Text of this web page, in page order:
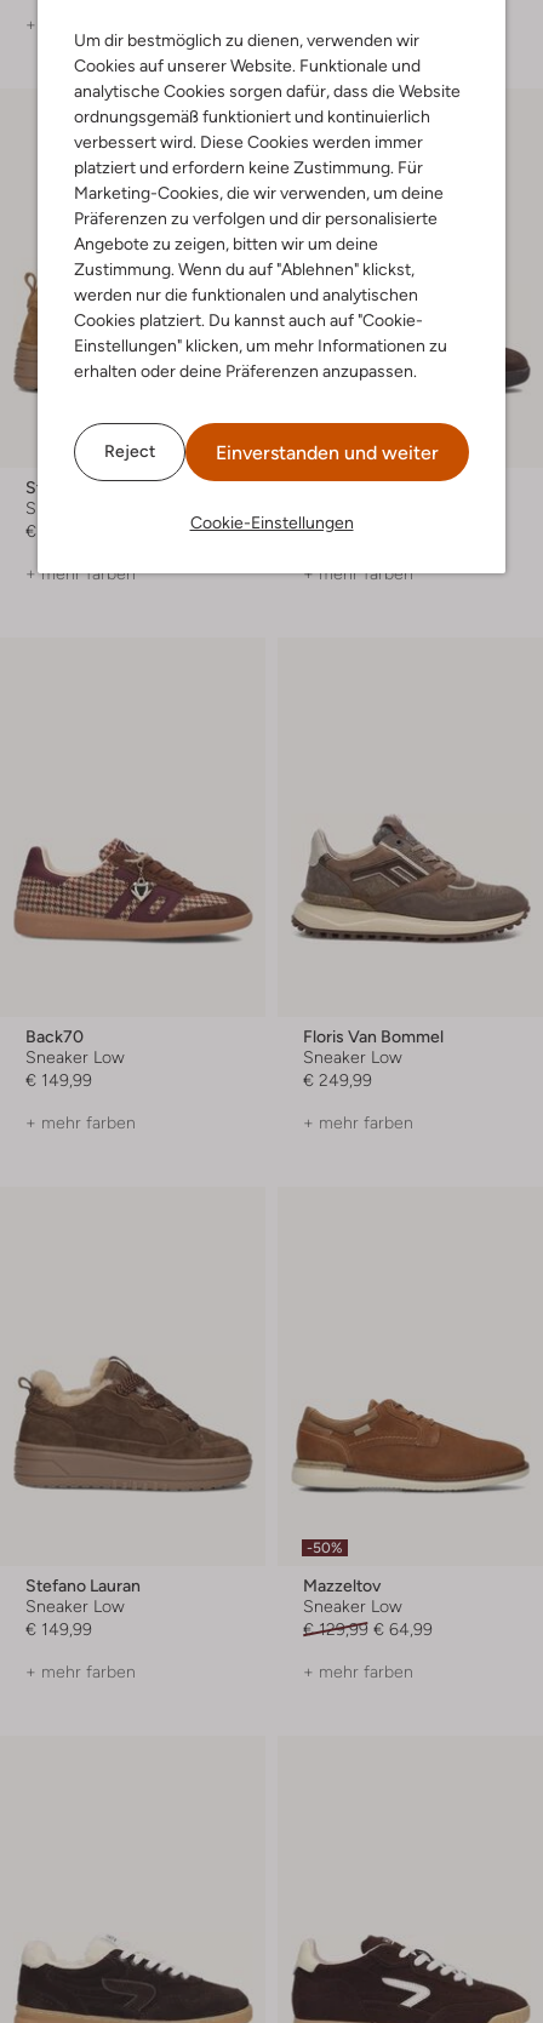
Um dir bestmöglich zu dienen, verwenden wir
Cookies auf unserer Website. Funktionale und
analytische Cookies sorgen dafür, dass die Website
ordnungsgemäß funktioniert und kontinuierlich
verbessert wird. Diese Cookies werden immer
platziert und erfordern keine Zustimmung. Für
Marketing-Cookies, die wir verwenden, um deine
Präferenzen zu verfolgen und dir personalisierte
Angebote zu zeigen, bitten wir um deine
Zustimmung. Wenn du auf "Ablehnen" klickst,
werden nur die funktionalen und analytischen
Cookies platziert. Du kannst auch auf "Cookie-
Einstellungen" klicken, um mehr Informationen zu
erhalten oder deine Präferenzen anzupassen.
Reject Einverstanden und weiter
Cookie-Einstellungen
+ mehr farben
Stefano Lauran
Sneaker Low
€ 149,99
+ mehr farben
Back70
€ 159,99
+ mehr farben
Back70
Sneaker Low
€ 149,99
+ mehr farben
Floris Van Bommel
Sneaker Low
€ 249,99
+ mehr farben
Stefano Lauran
Sneaker Low
€ 149,99
+ mehr farben
-50%
Mazzeltov
Sneaker Low
€ 129,99 € 64,99
+ mehr farben